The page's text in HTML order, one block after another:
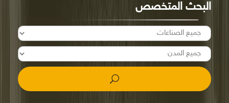
البحث المتخصص